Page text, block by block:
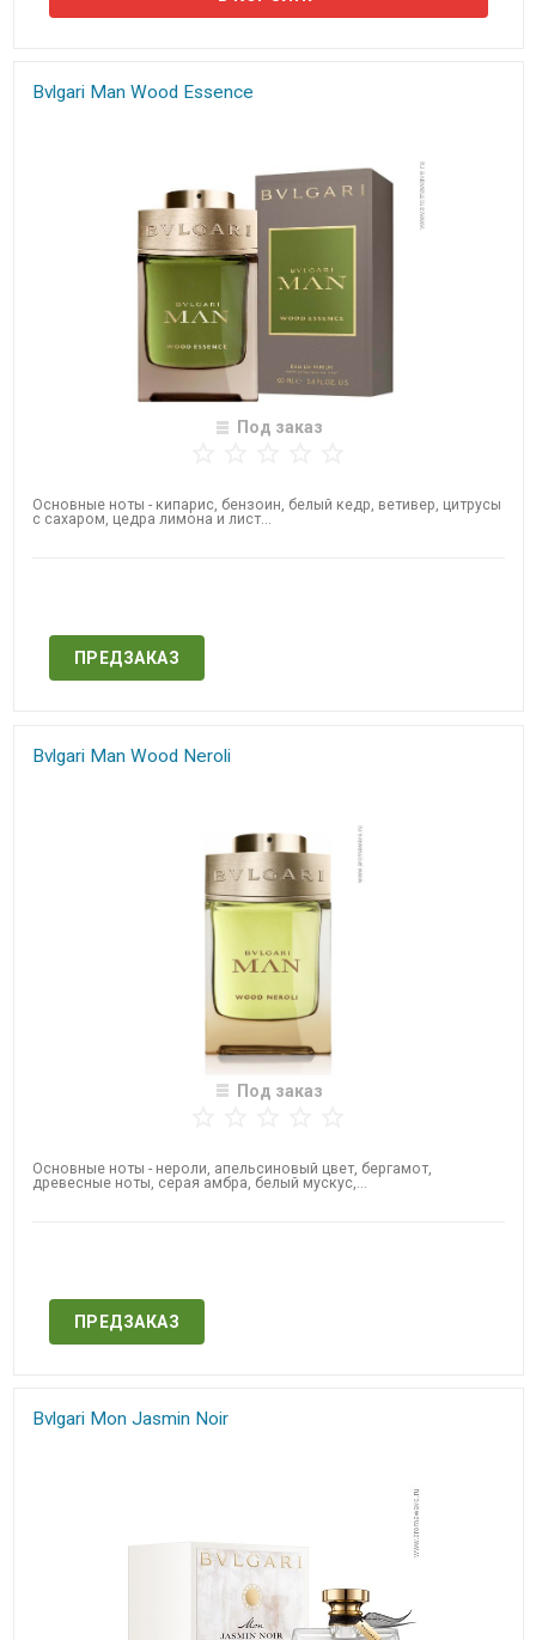
Bvlgari Man Wood Essence
Под заказ
Основные ноты - кипарис, бензоин, белый кедр, ветивер, цитрусы
с сахаром, цедра лимона и лист...
ПРЕДЗАКАЗ
Bvlgari Man Wood Neroli​
Под заказ
Основные ноты - нероли, апельсиновый цвет, бергамот,
древесные ноты, серая амбра, белый мускус,...
ПРЕДЗАКАЗ
Bvlgari Mon Jasmin Noir